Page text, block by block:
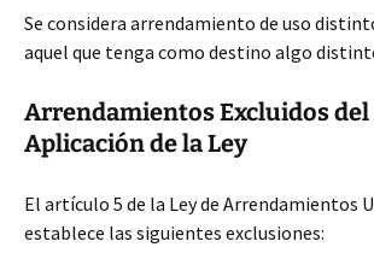
Se considera arrendamiento de uso
aquel que tenga como destino algo
Arrendamientos Excluidos
Aplicación de la Ley
El artículo 5 de la Ley de Arrendamientos
establece las siguientes exclusiones: